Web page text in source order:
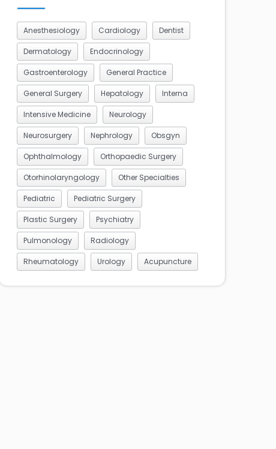
Anesthesiology Cardiology Dentist
Dermatology Endocrinology
Gastroenterology General Practice
General Surgery Hepatology Interna
Intensive Medicine Neurology
Neurosurgery Nephrology Obsgyn
Ophthalmology Orthopaedic Surgery
Otorhinolaryngology Other Specialties
Pediatric Pediatric Surgery
Plastic Surgery Psychiatry
Pulmonology Radiology
Rheumatology Urology Acupuncture